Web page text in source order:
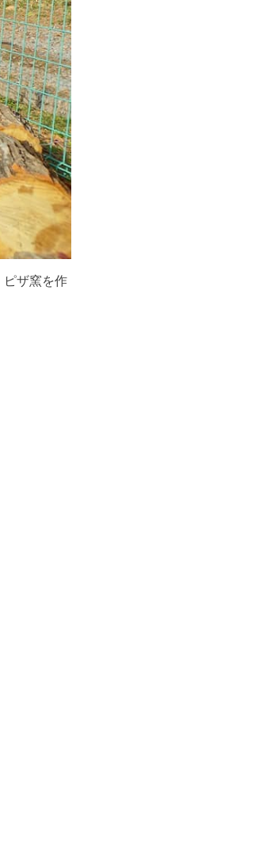
ピザ窯を作